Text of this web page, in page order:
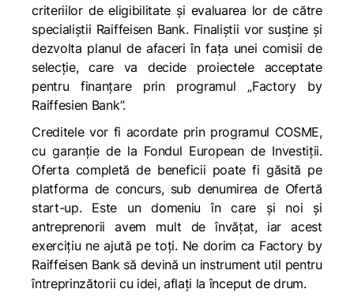
criteriilor de eligibilitate și evaluarea lor de către
specialiștii Raiffeisen Bank. Finaliștii vor susține și
dezvolta planul de afaceri în fața unei comisii de
selecție, care va decide proiectele acceptate
pentru finanțare prin programul „Factory by
Raiffesien Bank”.
Creditele vor fi acordate prin programul COSME,
cu garanție de la Fondul European de Investiții.
Oferta completă de beneficii poate fi găsită pe
platforma de concurs, sub denumirea de Ofertă
start-up. Este un domeniu în care și noi și
antreprenorii avem mult de învățat, iar acest
exercițiu ne ajută pe toți. Ne dorim ca Factory by
Raiffeisen Bank să devină un instrument util pentru
întreprinzătorii cu idei, aflați la început de drum.